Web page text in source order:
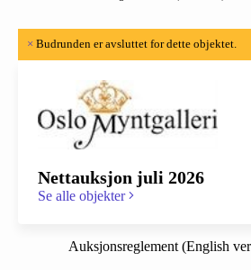
× Budrunden er avsluttet for dette objektet.
Nettauksjon juli 2026
Se alle objekter
Auksjonsreglement (English